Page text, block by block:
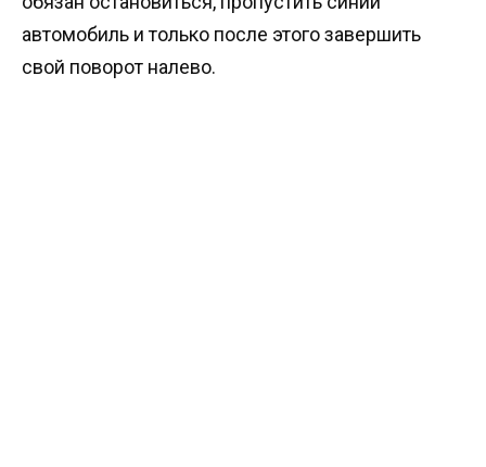
автомобиль и только после этого завершить
свой поворот налево.